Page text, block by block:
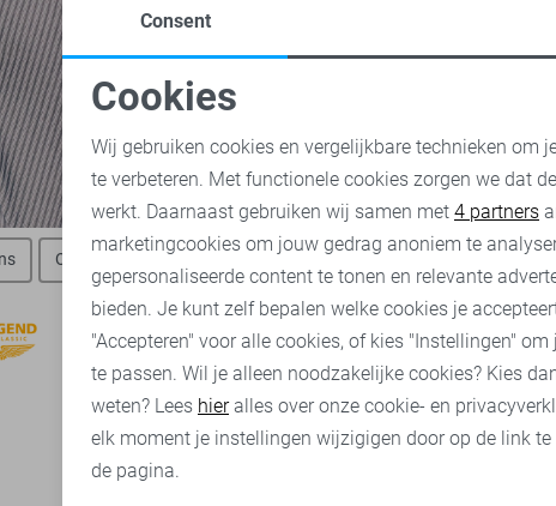
Only & Sons
20,00 39,99
Only & Sons truien Only & Sons sweaters Only & Sons t-
Noodzakelijke cookies
Analytische cookies Marketing
Consent
Cookies
Wij gebruiken cookies en vergelijkbare technieken om
te verbeteren. Met functionele cookies zorgen we dat
werkt. Daarnaast gebruiken wij samen met 4 partners
marketingcookies om jouw gedrag anoniem te
gepersonaliseerde content te tonen en relevante
bieden. Je kunt zelf bepalen welke cookies je
"Accepteren" voor alle cookies, of kies "Instellingen"
te passen. Wil je alleen noodzakelijke cookies? Kies
weten? Lees hieralles over onze cookie- en
elk moment je instellingen wijzigigen door op de link
de pagina.